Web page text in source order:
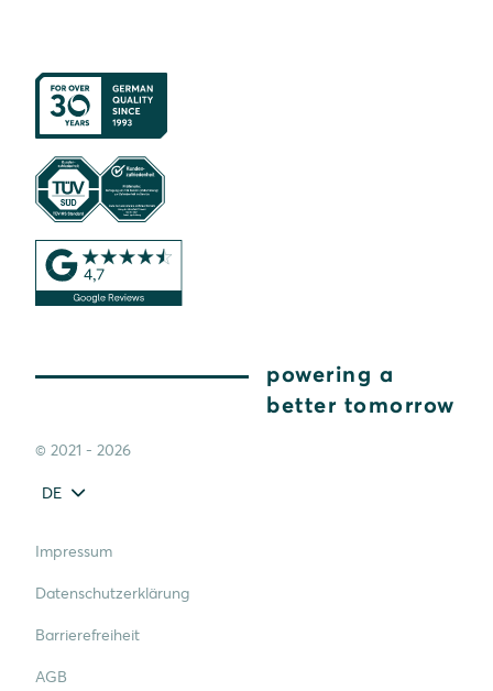
powering a
better tomorrow
© 2021 - 2026
DE
Impressum
Datenschutzerklärung
Barrierefreiheit
AGB